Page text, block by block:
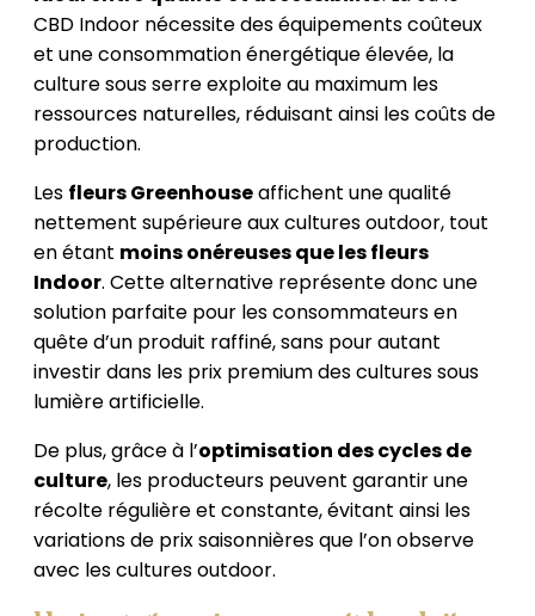
CBD Indoor nécessite des équipements coûteux
et une consommation énergétique élevée, la
culture sous serre exploite au maximum les
ressources naturelles, réduisant ainsi les coûts de
production.
Les fleurs Greenhouseaffichent une qualité
nettement supérieure aux cultures outdoor, tout
en étant moins onéreuses que les fleurs
Indoor. Cette alternative représente donc une
solution parfaite pour les consommateurs en
quête d’un produit raffiné, sans pour autant
investir dans les prix premium des cultures sous
lumière artificielle.
De plus, grâce à l’optimisation des cycles de
culture, les producteurs peuvent garantir une
récolte régulière et constante, évitant ainsi les
variations de prix saisonnières que l’on observe
avec les cultures outdoor.